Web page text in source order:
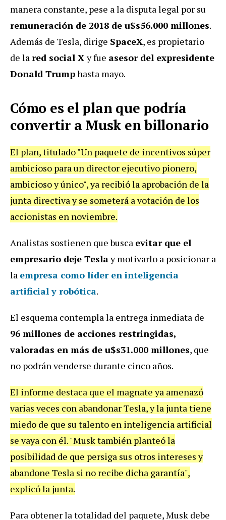
manera constante, pese a la disputa legal por su
remuneración de 2018 de u$s56.000 millones.
Además de Tesla, dirige SpaceX, es propietario
de lared social Xy fue asesor del expresidente
Donald Trumphasta mayo.
Cómo es el plan que podría
convertir a Musk en billonario
El plan, titulado "Un paquete de incentivos súper
ambicioso para un director ejecutivo pionero,
ambicioso y único", ya recibió la aprobación de la
junta directiva y se someterá a votación de los
accionistas en noviembre.
Analistas sostienen que busca evitar que el
empresario deje Teslay motivarlo a posicionar a
la empresa como líder en inteligencia
artificial y robótica.
El esquema contempla la entrega inmediata de
96 millones de acciones restringidas,
valoradas en más de u$s31.000 millones, que
no podrán venderse durante cinco años.
El informe destaca que el magnate ya amenazó
varias veces con abandonar Tesla, y la junta tiene
miedo de que su talento en inteligencia artificial
se vaya con él. "Musk también planteó la
posibilidad de que persiga sus otros intereses y
abandone Tesla si no recibe dicha garantía",
explicó la junta.
Para obtener la totalidad del paquete, Musk debe